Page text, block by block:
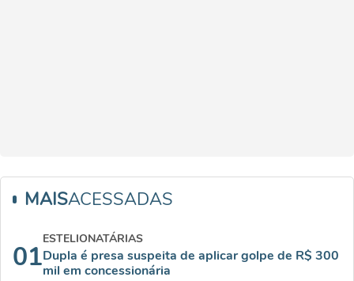
MAISACESSADAS
01
ESTELIONATÁRIAS
Dupla é presa suspeita de aplicar golpe de R$ 300
mil em concessionária